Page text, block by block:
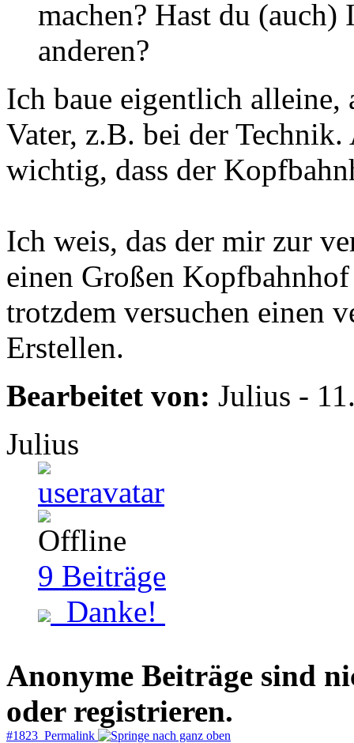
machen? Hast du (auch)
anderen?
Ich baue eigentlich
Vater, z.B. bei der
wichtig, dass der
Ich weis, das der mir zur
einen Großen
trotzdem versuchen einen
Erstellen.
Bearbeitet von: Julius -
Julius
9 Beiträge
Danke!
Anonyme Beiträge sind
oder registrieren.
#1823 Permalink